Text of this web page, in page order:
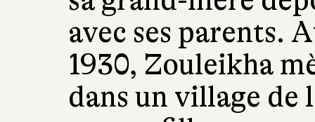
avec ses parents.
1930, Zouleikha
dans un village de